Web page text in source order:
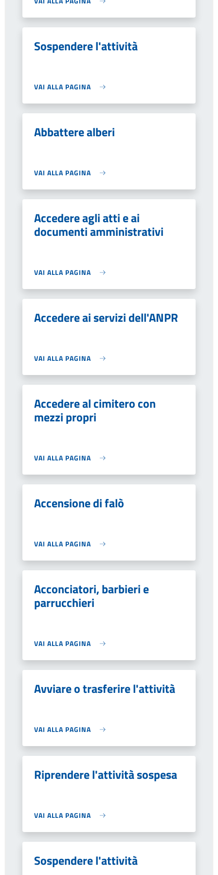
Sospendere l'attività
VAI ALLA PAGINA
Abbattere alberi
VAI ALLA PAGINA
Accedere agli atti e ai
documenti amministrativi
VAI ALLA PAGINA
Accedere ai servizi dell'ANPR
VAI ALLA PAGINA
Accedere al cimitero con
mezzi propri
VAI ALLA PAGINA
Accensione di falò
VAI ALLA PAGINA
Acconciatori, barbieri e
parrucchieri
VAI ALLA PAGINA
Avviare o trasferire l'attività
VAI ALLA PAGINA
Riprendere l'attività sospesa
VAI ALLA PAGINA
Sospendere l'attività